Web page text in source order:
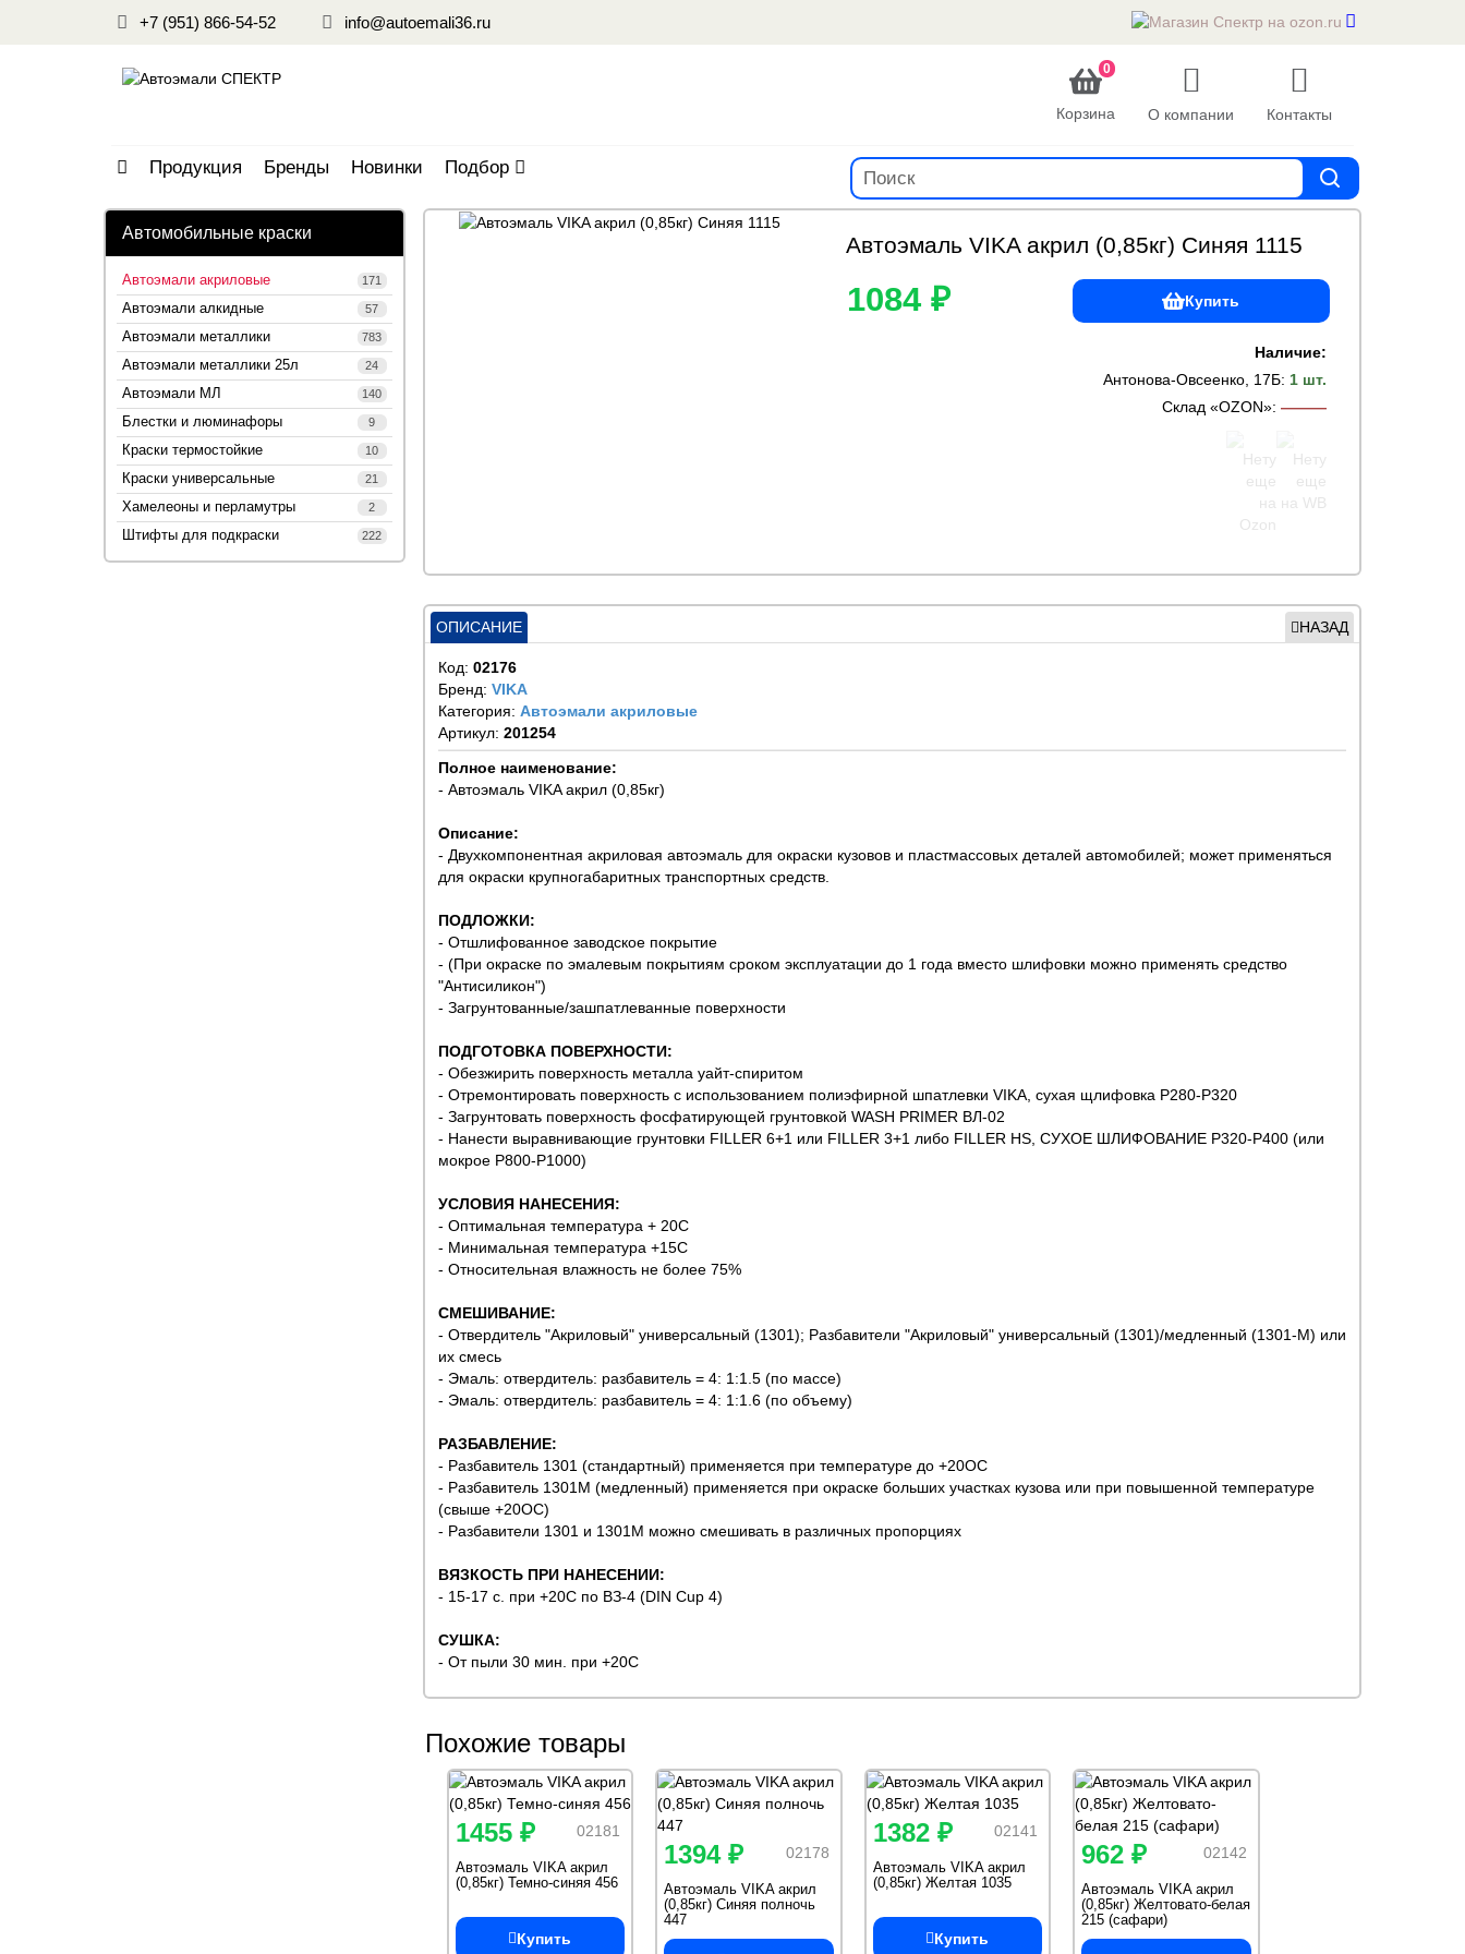
+7 (951) 866-54-52 info@autoemali36.ru
0
Корзина О компании Контакты
Продукция Бренды Новинки Подбор
Автомобильные краски
Автоэмали акриловые 171
Автоэмали алкидные 57
Автоэмали металлики 783
Автоэмали металлики 25л 24
Автоэмали МЛ 140
Блестки и люминафоры 9
Краски термостойкие 10
Краски универсальные 21
Хамелеоны и перламутры 2
Штифты для подкраски 222
Автоэмаль VIKA акрил (0,85кг) Синяя 1115
1084 ₽ Купить
Наличие:
Антонова-Овсеенко, 17Б: 1 шт.
Склад «OZON»: ———
ОПИСАНИЕ НАЗАД
Код: 02176
Бренд: VIKA
Категория: Автоэмали акриловые
Артикул: 201254
Полное наименование:
- Автоэмаль VIKA акрил (0,85кг)
Описание:
- Двухкомпонентная акриловая автоэмаль для окраски кузовов и пластмассовых деталей автомобилей; может применяться
для окраски крупногабаритных транспортных средств.
ПОДЛОЖКИ:
- Отшлифованное заводское покрытие
- (При окраске по эмалевым покрытиям сроком эксплуатации до 1 года вместо шлифовки можно применять средство
"Антисиликон")
- Загрунтованные/зашпатлеванные поверхности
ПОДГОТОВКА ПОВЕРХНОСТИ:
- Обезжирить поверхность металла уайт-спиритом
- Отремонтировать поверхность с использованием полиэфирной шпатлевки VIKA, сухая щлифовка P280-P320
- Загрунтовать поверхность фосфатирующей грунтовкой WASH PRIMER ВЛ-02
- Нанести выравнивающие грунтовки FILLER 6+1 или FILLER 3+1 либо FILLER HS, СУХОЕ ШЛИФОВАНИЕ P320-P400 (или
мокрое Р800-Р1000)
УСЛОВИЯ НАНЕСЕНИЯ:
- Оптимальная температура + 20С
- Минимальная температура +15С
- Относительная влажность не более 75%
СМЕШИВАНИЕ:
- Отвердитель "Акриловый" универсальный (1301); Разбавители "Акриловый" универсальный (1301)/медленный (1301-М) или
их смесь
- Эмаль: отвердитель: разбавитель = 4: 1:1.5 (по массе)
- Эмаль: отвердитель: разбавитель = 4: 1:1.6 (по объему)
РАЗБАВЛЕНИЕ:
- Разбавитель 1301 (стандартный) применяется при температуре до +20ОС
- Разбавитель 1301М (медленный) применяется при окраске больших участках кузова или при повышенной температуре
(свыше +20ОС)
- Разбавители 1301 и 1301М можно смешивать в различных пропорциях
ВЯЗКОСТЬ ПРИ НАНЕСЕНИИ:
- 15-17 с. при +20С по ВЗ-4 (DIN Cup 4)
СУШКА:
- От пыли 30 мин. при +20С
Похожие товары
02181
1455 ₽
Автоэмаль VIKA акрил
(0,85кг) Темно-синяя 456
Купить
02178
1394 ₽
Автоэмаль VIKA акрил
(0,85кг) Синяя полночь
447
02141
1382 ₽
Автоэмаль VIKA акрил
(0,85кг) Желтая 1035
Купить
02142
962 ₽
Автоэмаль VIKA акрил
(0,85кг) Желтовато-белая
215 (сафари)